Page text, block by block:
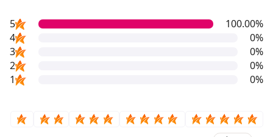
5
100.00%
4
0%
3
0%
2
0%
1
0%